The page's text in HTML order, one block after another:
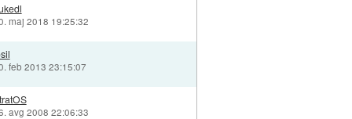
maj 2018 19:25:32
feb 2013 23:15:07
avg 2008 22:06:33